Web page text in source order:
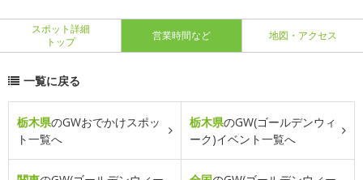
スポット詳細
トップ
営業時間など 地図・アクセス
一覧に戻る
栃木県のGWおでかけスポッ
ト一覧へ
栃木県のGW(ゴールデンウィ
ーク)イベント一覧へ